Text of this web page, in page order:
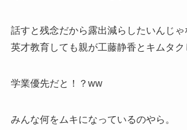
話すと残念だから露出減らしたいんじゃ
英才教育しても親が工藤静香とキムタク
学業優先だと！？ww
みんな何をムキになっているのやら。